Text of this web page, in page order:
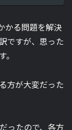
かる問題を解決
ですが、思った
方が大変だった
ったので、各方